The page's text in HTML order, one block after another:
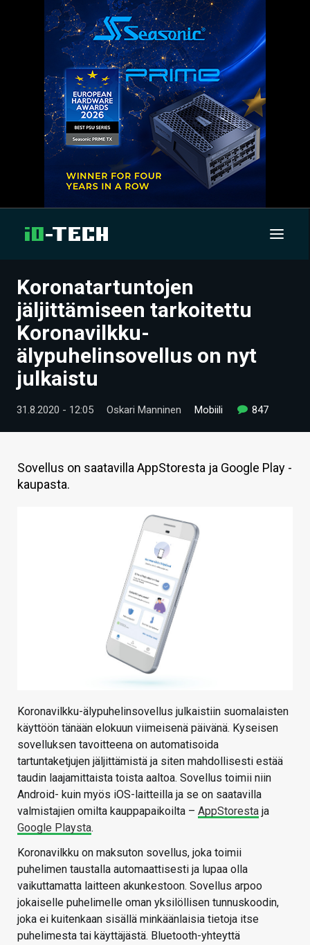
UUTISET
ARTIKKELIT
VIDEOT
TECHBBS
TIETOA
KAUPPA
Koronatartuntojen
jäljittämiseen tarkoitettu
Koronavilkku-
älypuhelinsovellus on nyt
julkaistu
31.8.2020 - 12:05 Oskari Manninen Mobiili 847
Sovellus on saatavilla AppStoresta ja Google Play -
kaupasta.
Koronavilkku-älypuhelinsovellus julkaistiin suomalaisten
käyttöön tänään elokuun viimeisenä päivänä. Kyseisen
sovelluksen tavoitteena on automatisoida
tartuntaketjujen jäljittämistä ja siten mahdollisesti estää
taudin laajamittaista toista aaltoa. Sovellus toimii niin
Android- kuin myös iOS-laitteilla ja se on saatavilla
valmistajien omilta kauppapaikoilta – AppStoresta ja
Google Playsta.
Koronavilkku on maksuton sovellus, joka toimii
puhelimen taustalla automaattisesti ja lupaa olla
vaikuttamatta laitteen akunkestoon. Sovellus arpoo
jokaiselle puhelimelle oman yksilöllisen tunnuskoodin,
joka ei kuitenkaan sisällä minkäänlaisia tietoja itse
puhelimesta tai käyttäjästä. Bluetooth-yhteyttä